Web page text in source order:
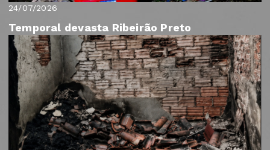
24/07/2026
Temporal devasta Ribeirão Preto